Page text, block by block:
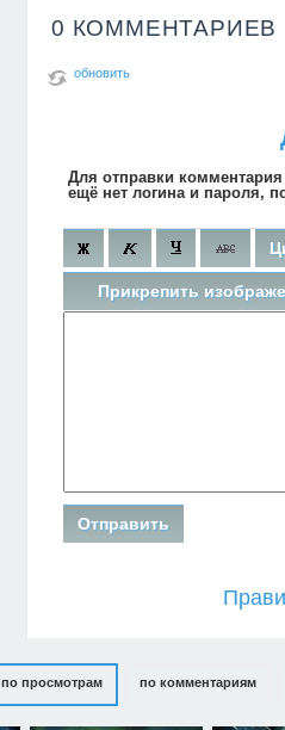
0 КОММЕНТАРИЕВ
обновить
Для отправки
ещё нет логина и пароля,
Прикрепить
по просмотрам по комментариям